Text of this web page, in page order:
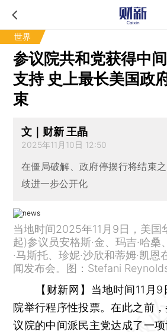
世界
参议院共和党获得中
支持 史上最长美国政
束
文｜财新 王晶
2025年11月10日 12:50
在僵局破解、政府停摆行将结束
歧进一步公开化
当地时间2025年11月9日，美国
起)参议员安格斯·金、玛吉·哈桑
·马斯托、珍妮·沙欣和蒂姆·凯
闻发布会。图：Stefani
【财新网】 当地时间11月
院举行程序性投票。在此之前
议院的中间派民主党达成了一